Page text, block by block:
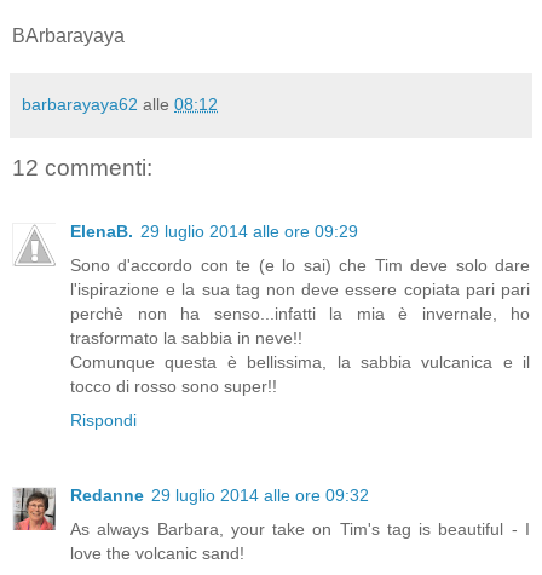
BArbarayaya
barbarayaya62 alle 08:12
12 commenti:
ElenaB. 29 luglio 2014 alle ore 09:29
Sono d'accordo con te (e lo sai) che Tim deve solo dare
l'ispirazione e la sua tag non deve essere copiata pari pari
perchè non ha senso...infatti la mia è invernale, ho
trasformato la sabbia in neve!!
Comunque questa è bellissima, la sabbia vulcanica e il
tocco di rosso sono super!!
Rispondi
Redanne 29 luglio 2014 alle ore 09:32
As always Barbara, your take on Tim's tag is beautiful - I
love the volcanic sand!